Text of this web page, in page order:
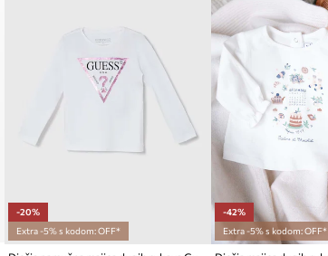
-20%
Extra -5% s kodom: OFF*
-42%
Extra -5% s kodom: OFF*